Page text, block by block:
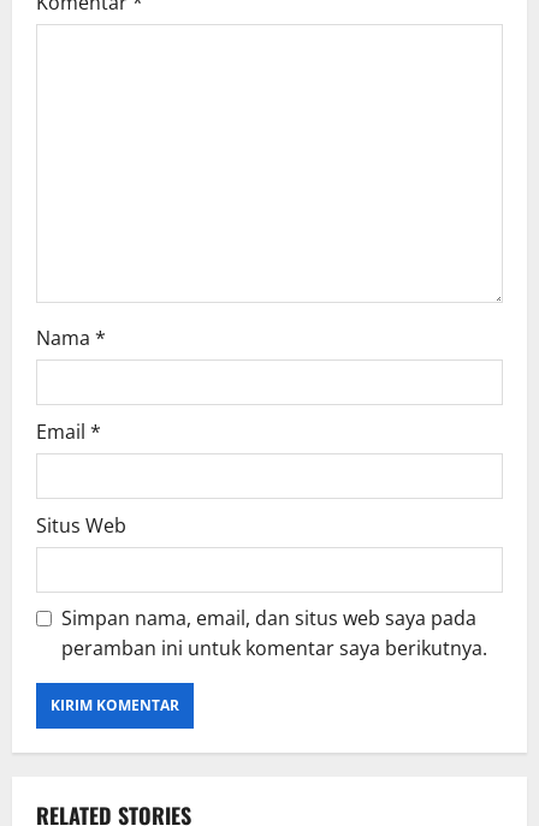
Nama *
Email *
Situs Web
Simpan nama, email, dan situs web saya pada
peramban ini untuk komentar saya berikutnya.
RELATED STORIES